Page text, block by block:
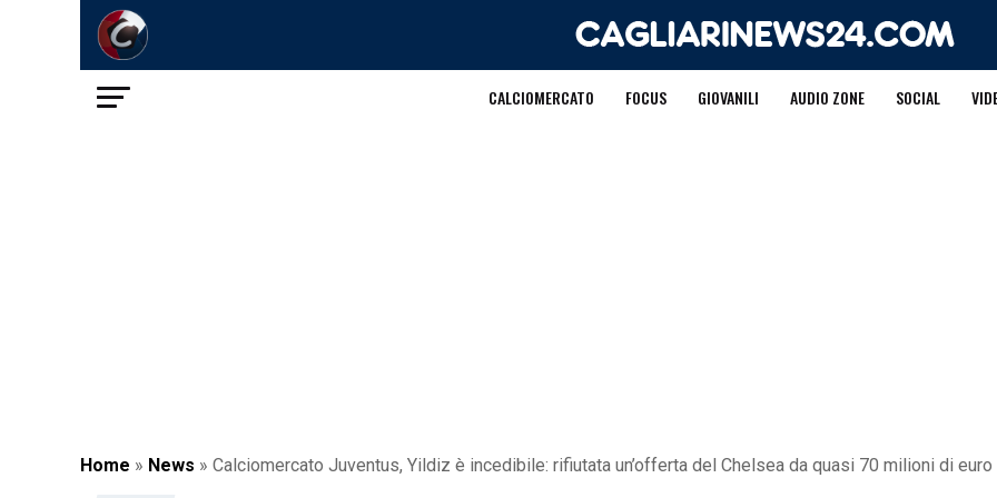
CALCIOMERCATO FOCUS GIOVANILI AUDIO ZONE SOCIAL
Home » News » Calciomercato Juventus, Yildiz è incedibile: rifiutata un’offerta del Chelsea da quasi 70 milioni di euro